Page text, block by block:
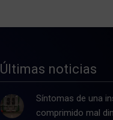
Últimas noticias
Síntomas de una
comprimido mal